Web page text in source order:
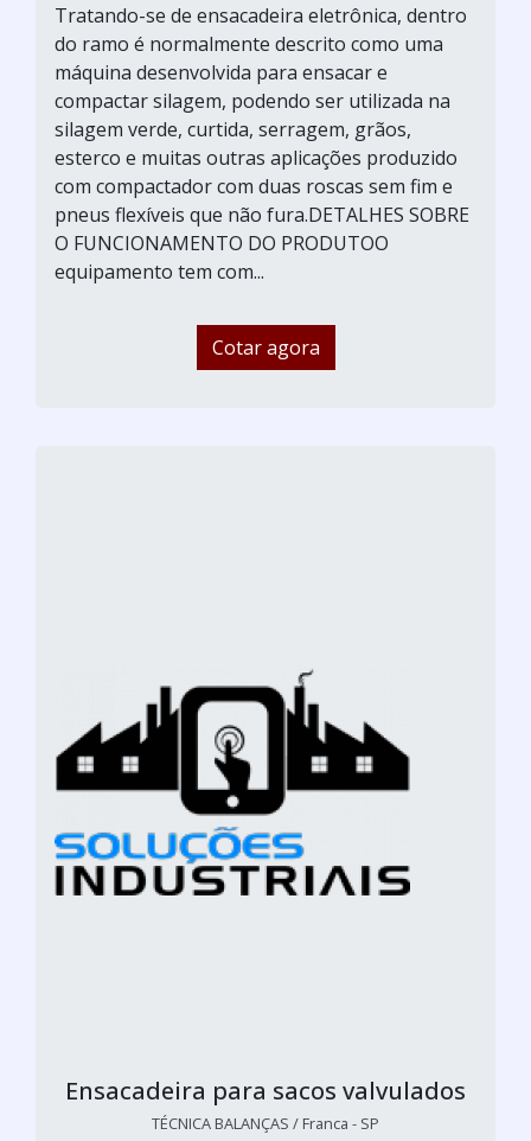
Tratando-se de ensacadeira eletrônica, dentro
do ramo é normalmente descrito como uma
máquina desenvolvida para ensacar e
compactar silagem, podendo ser utilizada na
silagem verde, curtida, serragem, grãos,
esterco e muitas outras aplicações produzido
com compactador com duas roscas sem fim e
pneus flexíveis que não fura.DETALHES SOBRE
O FUNCIONAMENTO DO PRODUTOO
equipamento tem com...
Cotar agora
Ensacadeira para sacos valvulados
TÉCNICA BALANÇAS / Franca - SP